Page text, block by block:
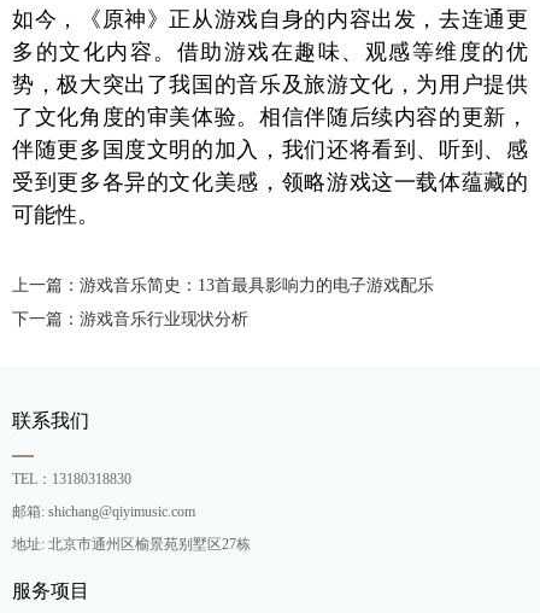
如今，《原神》正从游戏自身的内容出发，去连通更
多的文化内容。借助游戏在趣味、观感等维度的优
势，极大突出了我国的音乐及旅游文化，为用户提供
了文化角度的审美体验。相信伴随后续内容的更新，
伴随更多国度文明的加入，我们还将看到、听到、感
受到更多各异的文化美感，领略游戏这一载体蕴藏的
可能性。
上一篇：游戏音乐简史：13首最具影响力的电子游戏配乐
下一篇：游戏音乐行业现状分析
联系我们
TEL：13180318830
邮箱: shichang@qiyimusic.com
地址: 北京市通州区榆景苑别墅区27栋
服务项目